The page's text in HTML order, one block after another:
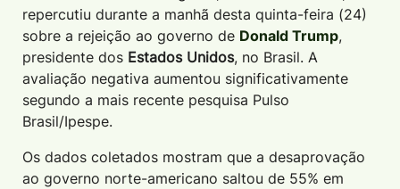
repercutiu durante a manhã desta quinta-feira (24)
sobre a rejeição ao governo de Donald Trump,
presidente dos Estados Unidos, no Brasil. A
avaliação negativa aumentou significativamente
segundo a mais recente pesquisa Pulso
Brasil/Ipespe.
Os dados coletados mostram que a desaprovação
ao governo norte-americano saltou de 55% em